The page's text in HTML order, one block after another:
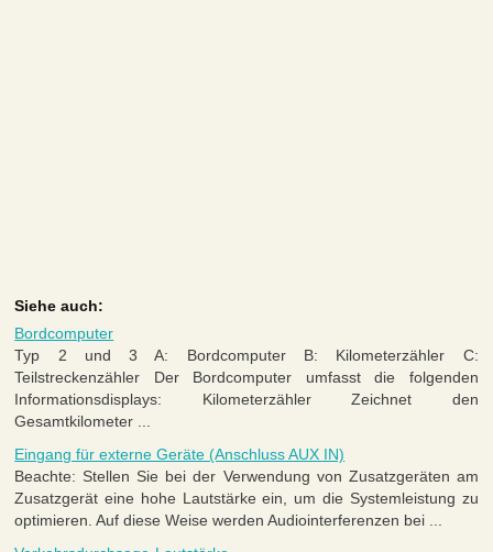
Siehe auch:
Bordcomputer
Typ 2 und 3 A: Bordcomputer B: Kilometerzähler C:
Teilstreckenzähler Der Bordcomputer umfasst die folgenden
Informationsdisplays: Kilometerzähler Zeichnet den
Gesamtkilometer ...
Eingang für externe Geräte (Anschluss AUX IN)
Beachte: Stellen Sie bei der Verwendung von Zusatzgeräten am
Zusatzgerät eine hohe Lautstärke ein, um die Systemleistung zu
optimieren. Auf diese Weise werden Audiointerferenzen bei ...